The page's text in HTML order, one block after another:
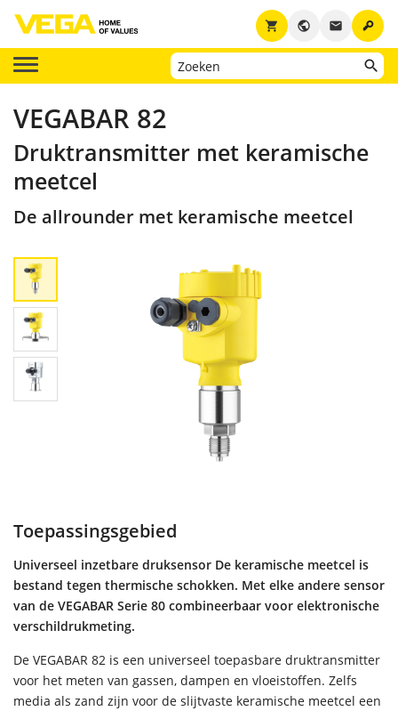
key
email
public
shopping_cart
VEGABAR 82
Druktransmitter met keramische
meetcel
De allrounder met keramische meetcel
Toepassingsgebied
Universeel inzetbare druksensor De keramische meetcel is
bestand tegen thermische schokken. Met elke andere sensor
van de VEGABAR Serie 80 combineerbaar voor elektronische
verschildrukmeting.
De VEGABAR 82 is een universeel toepasbare druktransmitter
voor het meten van gassen, dampen en vloeistoffen. Zelfs
media als zand zijn voor de slijtvaste keramische meetcel een